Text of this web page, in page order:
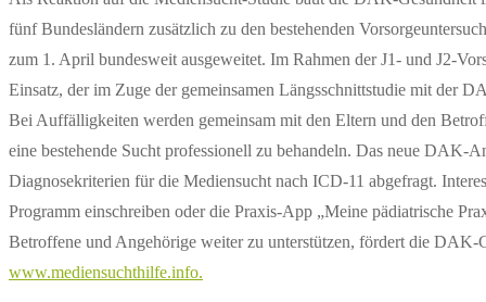
fünf Bundesländern zusätzlich zu den bestehenden
zum 1. April bundesweit ausgeweitet. Im Rahmen der J1- und J2-
Einsatz, der im Zuge der gemeinsamen Längsschnittstudie mit der
Bei Auffälligkeiten werden gemeinsam mit den Eltern und den
eine bestehende Sucht professionell zu behandeln. Das neue
Diagnosekriterien für die Mediensucht nach ICD-11 abgefragt.
Programm einschreiben oder die Praxis-App „Meine pädiatrische
Betroffene und Angehörige weiter zu unterstützen, fördert die
www.mediensuchthilfe.info.